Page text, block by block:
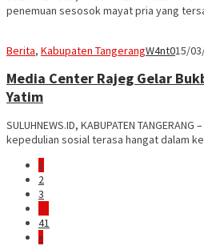
penemuan sesosok mayat pria yang
Berita, Kabupaten TangerangW4nt015/
Media Center Rajeg Gelar
Yatim
SULUHNEWS.ID, KABUPATEN
kepedulian sosial terasa hangat dalam
1
2
3
…
41
»